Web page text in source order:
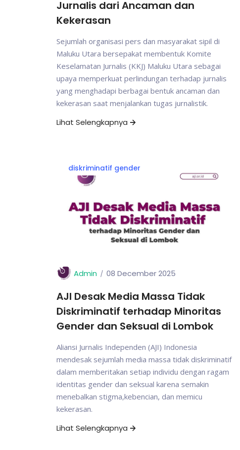
Jurnalis dari Ancaman dan
Kekerasan
Sejumlah organisasi pers dan masyarakat sipil di
Maluku Utara bersepakat membentuk Komite
Keselamatan Jurnalis (KKJ) Maluku Utara sebagai
upaya memperkuat perlindungan terhadap jurnalis
yang menghadapi berbagai bentuk ancaman dan
kekerasan saat menjalankan tugas jurnalistik.
Lihat Selengkapnya
diskriminatif gender
Admin 08 December 2025
AJI Desak Media Massa Tidak
Diskriminatif terhadap Minoritas
Gender dan Seksual di Lombok
Aliansi Jurnalis Independen (AJI) Indonesia
mendesak sejumlah media massa tidak diskriminatif
dalam memberitakan setiap individu dengan ragam
identitas gender dan seksual karena semakin
menebalkan stigma,kebencian, dan memicu
kekerasan.
Lihat Selengkapnya